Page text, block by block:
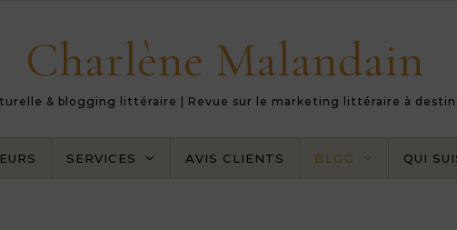
Charlène Malandain
& blogging littéraire | Revue sur le marketing littéraire à
SERVICES AVIS CLIENTS BLOG QUI